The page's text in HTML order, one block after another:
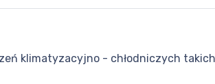
klimatyzacyjno - chłodniczych